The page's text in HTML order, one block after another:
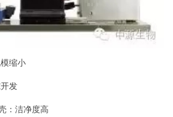
缩小
发
：洁净度高